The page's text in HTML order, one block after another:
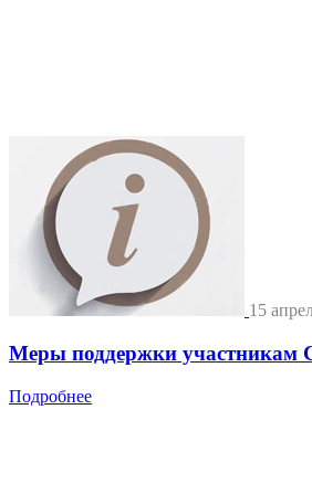
15
Меры поддержки участникам
Подробнее